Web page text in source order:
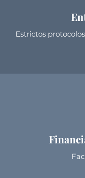
Estrictos